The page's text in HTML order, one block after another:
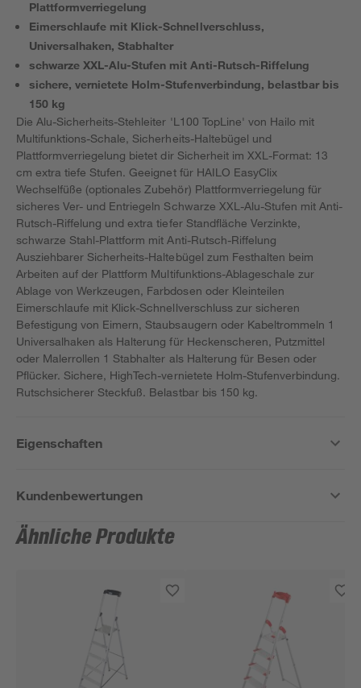
Plattformverriegelung
Eimerschlaufe mit Klick-Schnellverschluss,
Universalhaken, Stabhalter
schwarze XXL-Alu-Stufen mit Anti-Rutsch-Riffelung
sichere, vernietete Holm-Stufenverbindung, belastbar bis
150 kg
Die Alu-Sicherheits-Stehleiter 'L100 TopLine' von Hailo mit
Multifunktions-Schale, Sicherheits-Haltebügel und
Plattformverriegelung bietet dir Sicherheit im XXL-Format: 13
cm extra tiefe Stufen. Geeignet für HAILO EasyClix
Wechselfüße (optionales Zubehör) Plattformverriegelung für
sicheres Ver- und Entriegeln Schwarze XXL-Alu-Stufen mit Anti-
Rutsch-Riffelung und extra tiefer Standfläche Verzinkte,
schwarze Stahl-Plattform mit Anti-Rutsch-Riffelung
Ausziehbarer Sicherheits-Haltebügel zum Festhalten beim
Arbeiten auf der Plattform Multifunktions-Ablageschale zur
Ablage von Werkzeugen, Farbdosen oder Kleinteilen
Eimerschlaufe mit Klick-Schnellverschluss zur sicheren
Befestigung von Eimern, Staubsaugern oder Kabeltrommeln 1
Universalhaken als Halterung für Heckenscheren, Putzmittel
oder Malerrollen 1 Stabhalter als Halterung für Besen oder
Pflücker. Sichere, HighTech-vernietete Holm-Stufenverbindung.
Rutschsicherer Steckfuß. Belastbar bis 150 kg.
Eigenschaften
Kundenbewertungen
Ähnliche Produkte